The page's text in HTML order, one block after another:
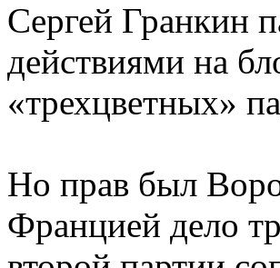
Сергей Гранкин
действиями на
«трехцветных»
Но прав был
Францией дело